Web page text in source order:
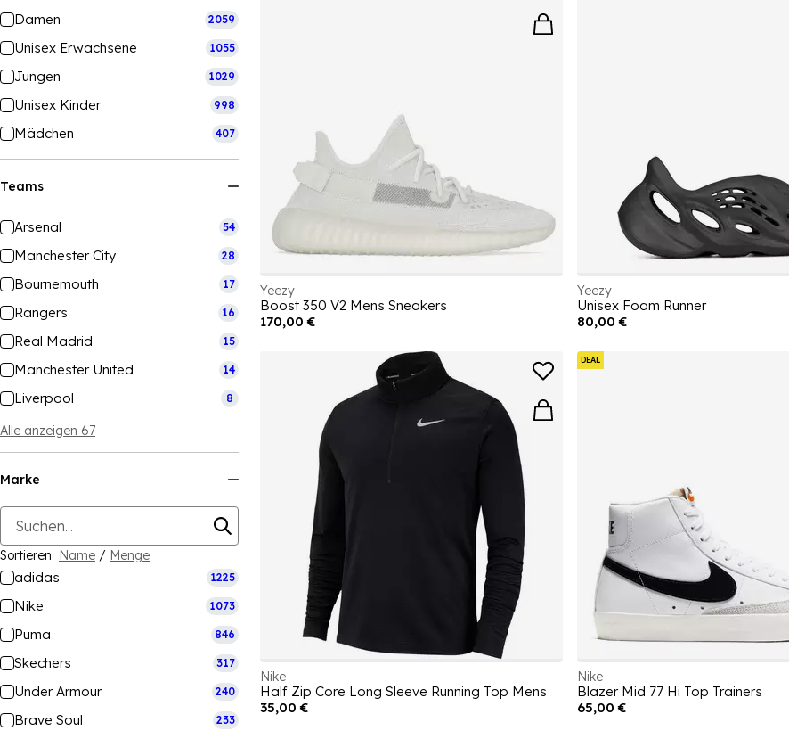
Damen 2059
Unisex Erwachsene 1055
Jungen 1029
Unisex Kinder 998
Mädchen 407
Teams
Arsenal 54
Manchester City 28
Bournemouth 17
Rangers 16
Real Madrid 15
Manchester United 14
Liverpool 8
Alle anzeigen 67
Marke
Sortieren Name / Menge
adidas 1225
Nike 1073
Puma 846
Skechers 317
Under Armour 240
Brave Soul 233
Yeezy
Boost 350 V2 Mens Sneakers
170,00 €
Yeezy
Unisex Foam Runner
80,00 €
Nike
Half Zip Core Long Sleeve Running Top Mens
35,00 €
DEAL
Nike
Blazer Mid 77 Hi Top Trainers
65,00 €